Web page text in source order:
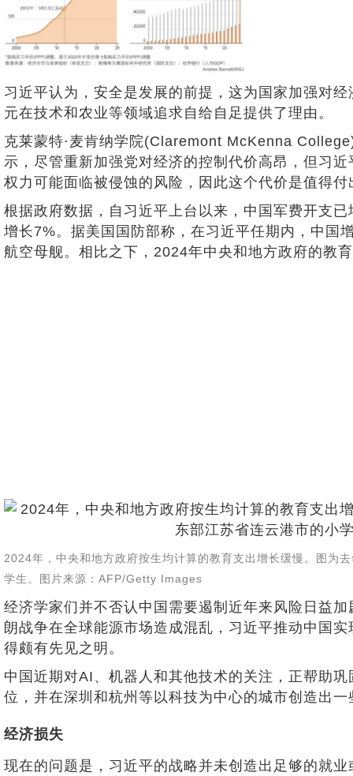
习近平认为，安全是发展的前提，这为国家加强对
元在技术和农业等领域追求自给自足提供了理由。
克莱蒙特·麦肯纳学院(Claremont McKenna
示，尽管重新加强党对经济的控制代价高昂，但习
权力可能面临被侵蚀的风险，因此这个代价是值得付
根据政府数据，自习近平上台以来，中国军费开支
增长7%。据美国国防部称，在习近平任期内，中国
航空母舰。相比之下，2024年中央和地方政府的教
2024年，中央和地方政府按生均计算的教育支出增长缓慢。图为
学生。图片来源：AFP/Getty Images
经济学家们并不否认中国需要遏制近年来风险日益
朗战争在全球能源市场造成混乱，习近平推动中国
得颇有先见之明。
中国近期对AI、机器人和其他技术的关注，正帮助
位，并在深圳和杭州等以科技为中心的城市创造出
经济损失
现在的问题是，习近平的战略并未创造出足够的就